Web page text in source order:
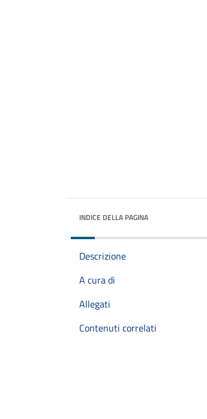
INDICE DELLA PAGINA
Descrizione
A cura di
Allegati
Contenuti correlati